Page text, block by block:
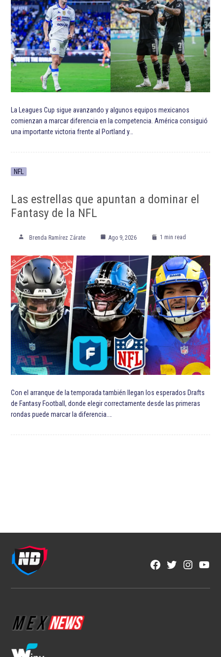
Featured
LA HISTORIA SE TIÑE DE ORO: ADIDAS Y